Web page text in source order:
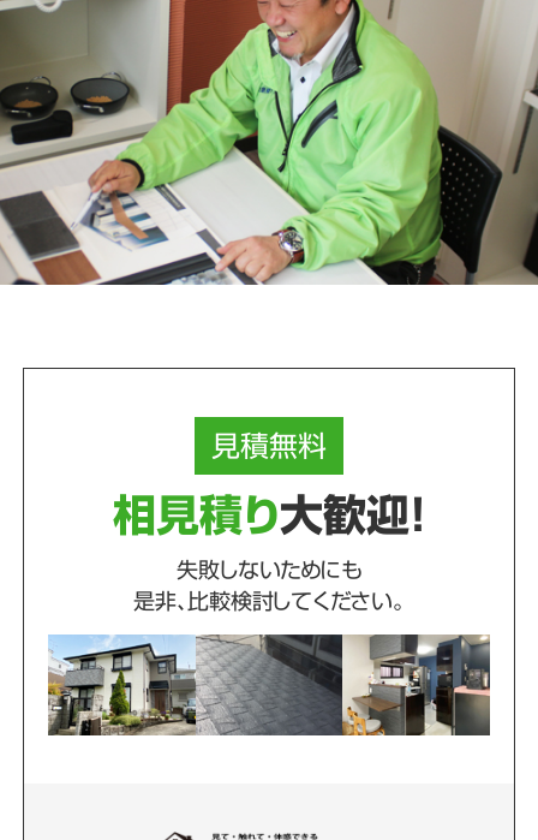
見積無料
相見積り大歓迎！
失敗しないためにも
是非、比較検討してください。